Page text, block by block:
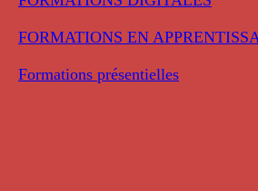
FORMATIONS EN
Formations présentielles